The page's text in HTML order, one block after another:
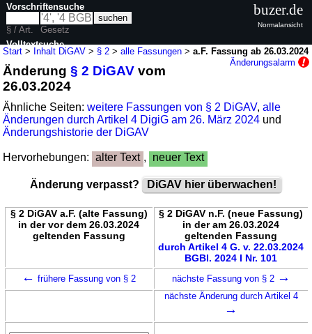
Start > Inhalt DiGAV > § 2 >alle Fassungen >a.F. Fassung ab 26.03.2024
Änderungsalarm
Änderung§ 2 DiGAV vom
26.03.2024
Ähnliche Seiten:weitere Fassungen von § 2 DiGAV,alle
Änderungen durch Artikel 4 DigiG am 26. März 2024 und
Änderungshistorie der DiGAV
Hervorhebungen: alter Text , neuer Text
Änderung verpasst? DiGAV hier überwachen!
§ 2 DiGAV a.F. (alte Fassung)
in der vor dem 26.03.2024
geltenden Fassung
§ 2 DiGAV n.F. (neue Fassung)
in der am 26.03.2024
geltenden Fassung
durch Artikel 4 G. v. 22.03.2024
BGBl. 2024 I Nr. 101
← frühere Fassung von § 2 nächste Fassung von § 2 →
nächste Änderung durch Artikel 4
→
Vorschriftensuche
§ / Art.
Gesetz
Volltextsuche
nur in DiGAV
buzer.de
Normalansicht